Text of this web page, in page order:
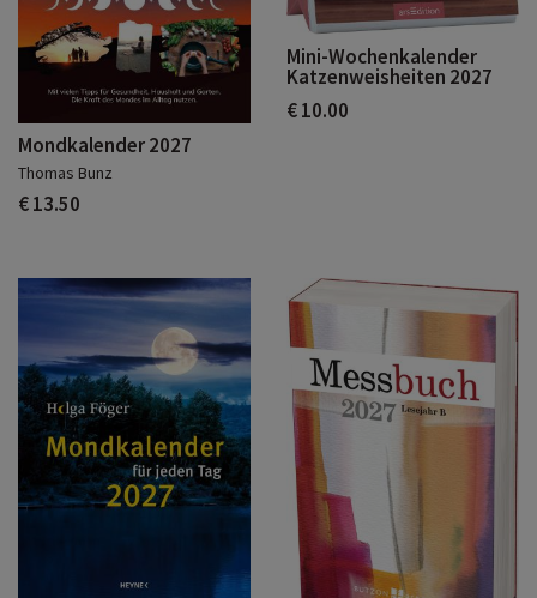
Mondkalender 2027
Thomas Bunz
€ 13.50
Mini-Wochenkalender
Katzenweisheiten 2027
€ 10.00